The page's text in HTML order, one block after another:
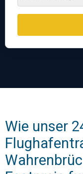
Wie unser